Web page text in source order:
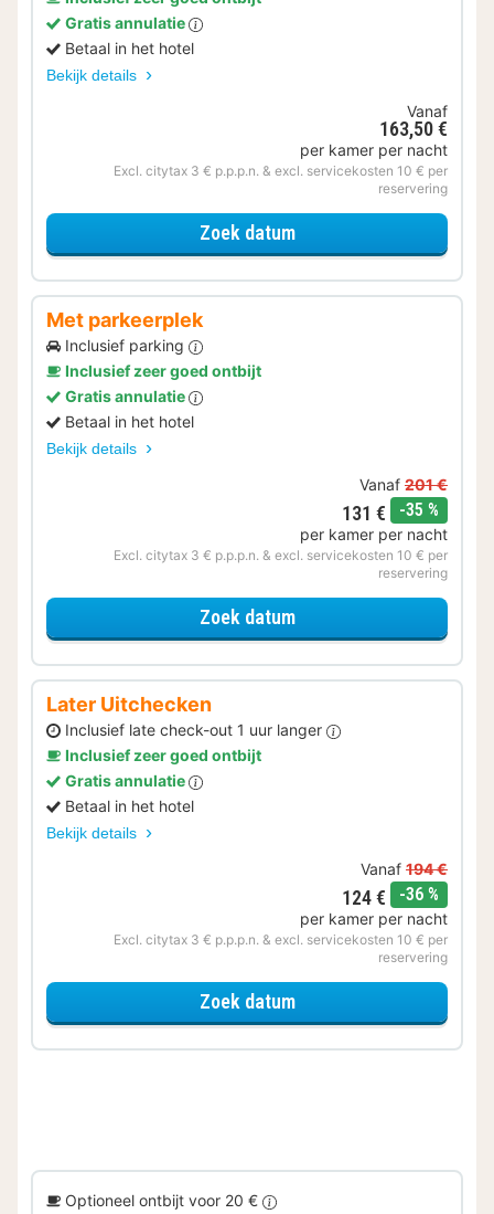
Gratis annulatie
Betaal in het hotel
Bekijk details
Vanaf
163,50 €
per kamer per nacht
Excl. citytax 3 € p.p.p.n. & excl. servicekosten 10 € per
reservering
Zoek datumvoor Family Special
Met parkeerplek
Inclusief parking
Inclusief zeer goed ontbijt
Gratis annulatie
Betaal in het hotel
Bekijk details
Vanaf 201 €
131 € -35 %
per kamer per nacht
Excl. citytax 3 € p.p.p.n. & excl. servicekosten 10 € per
reservering
Zoek datumvoor Met parkeerplek
Later Uitchecken
Inclusief late check-out 1 uur langer
Inclusief zeer goed ontbijt
Gratis annulatie
Betaal in het hotel
Bekijk details
Vanaf 194 €
124 € -36 %
per kamer per nacht
Excl. citytax 3 € p.p.p.n. & excl. servicekosten 10 € per
reservering
Zoek datumvoor Later Uitchecken
Optioneel ontbijt voor 20 €